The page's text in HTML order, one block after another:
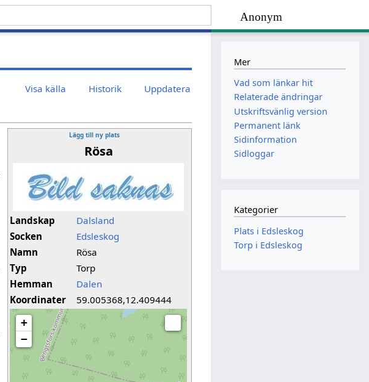
Anonym
Visa källa Historik Uppdatera
Lägg till ny plats
Rösa
Landskap
Dalsland
Socken
Edsleskog
Namn
Rösa
Typ
Torp
Hemman
Dalen
Koordinater
59.005368,12.409444
+
−
Mer
Vad som länkar hit
Relaterade ändringar
Utskriftsvänlig version
Permanent länk
Sidinformation
Sidloggar
Kategorier
Plats i Edsleskog
Torp i Edsleskog